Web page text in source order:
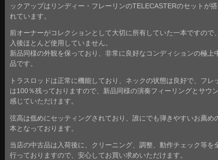
ックアップはリンディー・フレーリンのTELECASTERのセットが
れています。
前オーナーがコレクションとして大切に所有していた一本ですので
入後ほとんど使用していません。
新品同様の外観を保っており、非常に良好なコンディションの極上
品です。
トラスロッドは正常に機能しており、ネックの状態は良好で、フレ
は100％残っておりますので、新品同様の演奏フィーリングとサウ
感じていただけます。
弦高は低めにセッティングされており、誰にでも弾きやすいお薦め
本となっております。
当店の中古品は入荷後に、クリーニング、調整、動作チェック等を
行っておりますので、安心してお買い求めいただけます。